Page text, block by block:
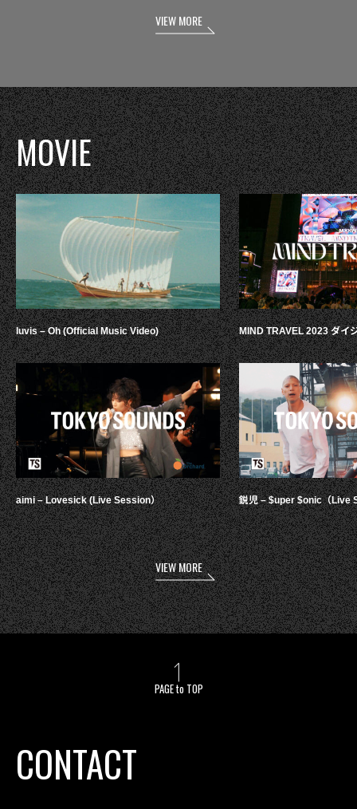
VIEW MORE
MOVIE
luvis – Oh (Official Music Video)
aimi – Lovesick (Live Session）
MIND TRAVEL 2023 ダイ
鋭児 – $uper $onic（Live
VIEW MORE
PAGE to TOP
CONTACT